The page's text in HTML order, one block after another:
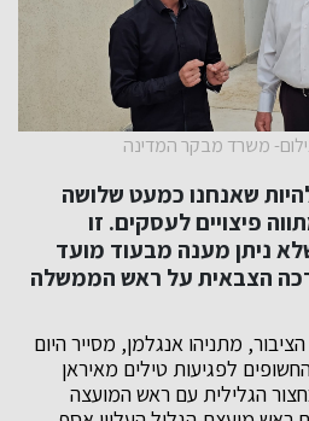
משרד מבקר המדינה
שאנחנו כמעט שלושה
פיצויים לעסקים. זו
ניתן מענה מבעוד מועד
הצבאית על ראש הממשלה
מתניהו אנגלמן, מסייר היום
הצפון החשופים לפגיעות טילים מאיראן
הגלילית עם ראש המועצה